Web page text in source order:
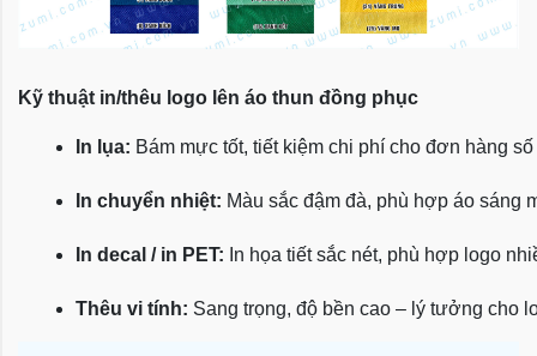
Kỹ thuật in/thêu logo lên áo thun đồng phục
In lụa: Bám mực tốt, tiết kiệm chi phí cho đơn hàng
In chuyển nhiệt: Màu sắc đậm đà, phù hợp áo sáng
In decal / in PET: In họa tiết sắc nét, phù hợp logo
Thêu vi tính: Sang trọng, độ bền cao – lý tưởng cho